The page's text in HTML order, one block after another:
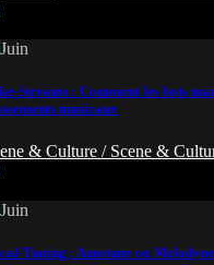
Juin
Streams : Comment les bots
musicaux
& Culture / Scene &
Juin
Tuning : Autotune ou